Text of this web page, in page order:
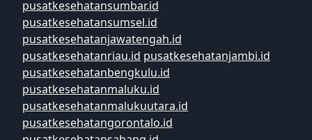
pusatkesehatansumbar.id
pusatkesehatansumsel.id
pusatkesehatanjawatengah.id
pusatkesehatanriau.id pusatkesehatanjambi.id
pusatkesehatanbengkulu.id
pusatkesehatanmaluku.id
pusatkesehatanmalukuutara.id
pusatkesehatangorontalo.id